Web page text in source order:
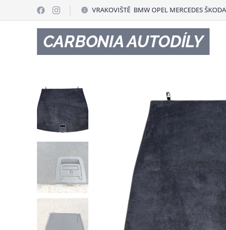
VRAKOVIŠTĚ BMW OPEL MERCEDES
CARBONIA AUTODÍLY